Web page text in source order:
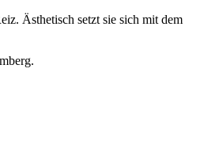
Ästhetisch setzt sie sich mit dem